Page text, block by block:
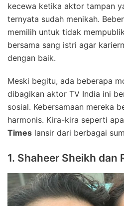
kecewa ketika aktor tampan
ternyata sudah menikah.
memilih untuk tidak
bersama sang istri agar
dengan baik.
Meski begitu, ada beberapa
dibagikan aktor TV India ini
sosial. Kebersamaan mereka
harmonis. Kira-kira seperti
Times lansir dari berbagai
1. Shaheer Sheikh dan